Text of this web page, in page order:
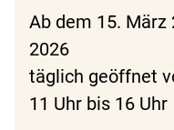
Ab dem 15. März
2026
täglich geöffnet
11 Uhr bis 16 Uhr